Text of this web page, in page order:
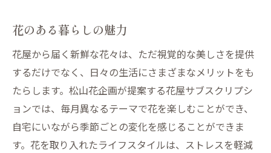
花のある暮らしの魅力
花屋から届く新鮮な花々は、ただ視覚的な美しさを提供
するだけでなく、日々の生活にさまざまなメリットをも
たらします。松山花企画が提案する花屋サブスクリプシ
ョンでは、毎月異なるテーマで花を楽しむことができ、
自宅にいながら季節ごとの変化を感じることができま
す。花を取り入れたライフスタイルは、ストレスを軽減